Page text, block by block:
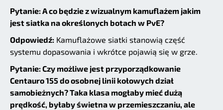
Pytanie: A co będzie z wizualnym kamuflażem jakim
jest siatka na określonych botach w PvE?
Odpowiedź: Kamuflażowe siatki stanowią część
systemu dopasowania i wkrótce pojawią się w grze.
Pytanie: Czy możliwe jest przyporządkowanie
Centauro 155 do osobnej linii kołowych dział
samobieżnych? Taka klasa mogłaby mieć dużą
prędkość, byłaby świetna w przemieszczaniu, ale